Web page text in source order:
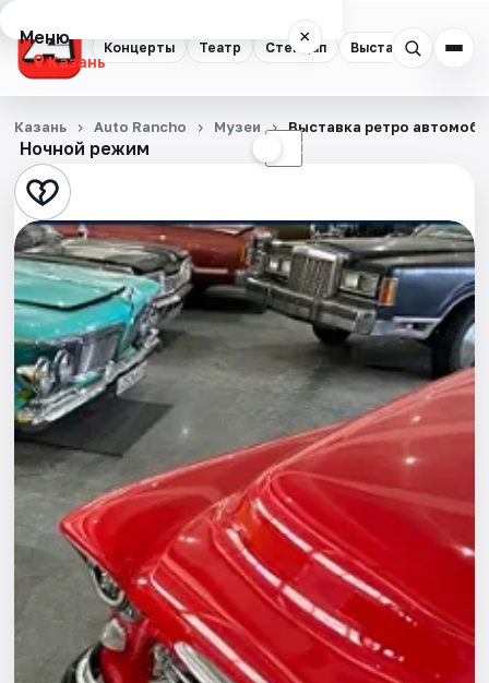
Концерты Театр Стендап Выставки
Меню ×
Казань
Концерты
Театр
Стендап
Выставки
Квесты
Экскурсии
Спорт
События
Города
Площадки
Артисты
Ночной режим ☾
Казань Auto Rancho Музеи Выставка ретро